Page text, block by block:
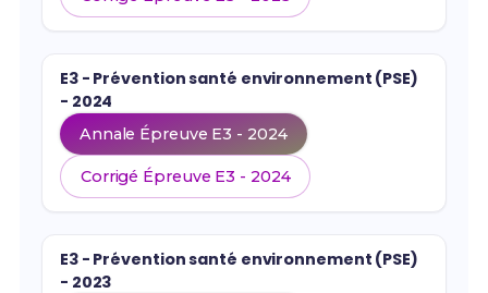
E3 - Prévention santé environnement (PSE)
- 2024
Annale Épreuve E3 - 2024
Corrigé Épreuve E3 - 2024
E3 - Prévention santé environnement (PSE)
- 2023